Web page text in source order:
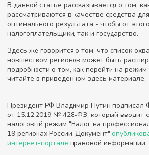
В данной статье рассказывается о том,
рассматриваются в качестве средства
оптимального результата - чтобы от
налогоплательщики, так и государство.
Здесь же говорится о том, что список
новшеством регионов может быть
подробности о том, как перейти на режим
читайте в приведенном здесь материале.
Президент РФ Владимир Путин подписал
от 15.12.2019 № 428-ФЗ, который вводит
налоговый режим "Налог на
19 регионах России. Документ"
интернет-портале правовой информации.